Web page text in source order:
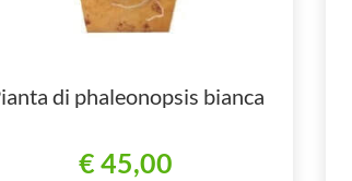
di phaleonopsis bianca
€ 45,00